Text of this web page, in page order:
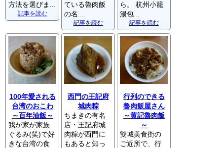
方法を選びま...
記事を読む
ている魯肉飯
の名...
記事を読む
ら。 杭州小籠
湯包...
記事を読む
100年愛される
台湾のおこわ
～百年油飯～
我が家が家族
ぐるみ(笑)で好
きな台湾の食
西門の王記府
城肉粽
ちまきの有名
店・王記府城
肉粽が西門に
もあると知っ
行列のできる
魯肉飯屋さん
～黄記魯肉飯
～
雙城美食街の
ご近所で、行